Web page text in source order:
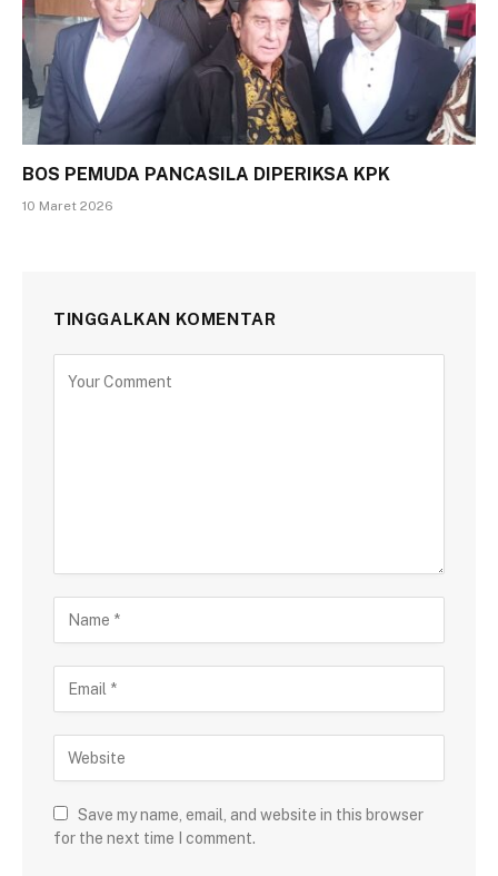
BOS PEMUDA PANCASILA DIPERIKSA KPK
10 Maret 2026
TINGGALKAN KOMENTAR
Save my name, email, and website in this browser
for the next time I comment.